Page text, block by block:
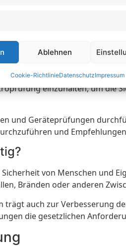
Ablehnen
Cookie-RichtlinieDatenschutzImpressum
von elektrischen
überprüft. Dabei
zu identifizieren und
Geräte in verschiedenen
einzuhalten, um die
und Geräteprüfungen
und
von Menschen und
Bränden oder anderen
auch zur Verbesserung
die gesetzlichen